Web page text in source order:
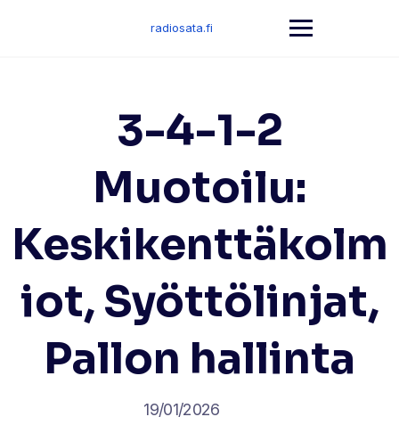
radiosata.fi
3-4-1-2
Muotoilu:
Keskikenttäkolm
iot, Syöttölinjat,
Pallon hallinta
19/01/2026